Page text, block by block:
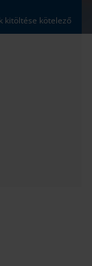
kitöltése kötelező